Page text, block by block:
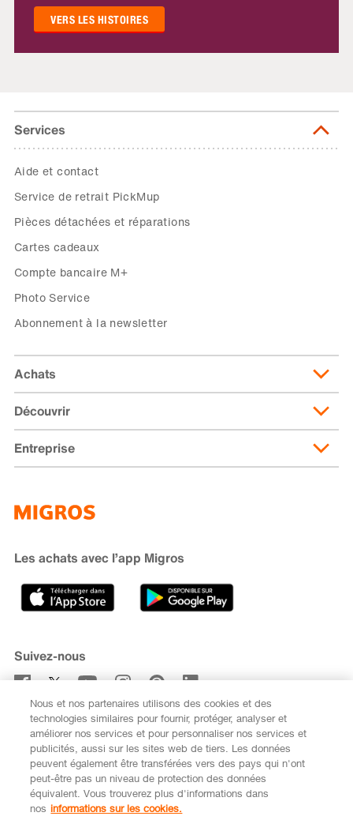
VERS LES HISTOIRES
Services
Aide et contact
Service de retrait PickMup
Pièces détachées et réparations
Cartes cadeaux
Compte bancaire M+
Photo Service
Abonnement à la newsletter
Achats
Livraison et frais de livraison
Abonnement de livraison
Moyens de paiement
Cumulus
Recherche de magasin
Découvrir
Migusto
iMpuls
Banque Migros
Entreprise
Développement durable
Carrière
Sponsoring
Médias
Code de conduite et signalement
Les achats avec l’app Migros
Suivez-nous
S’abonner à la newsletter
FR
Nous et nos partenaires utilisons des cookies et des
technologies similaires pour fournir, protéger, analyser et
améliorer nos services et pour personnaliser nos services et
publicités, aussi sur les sites web de tiers. Les données
peuvent également être transférées vers des pays qui n'ont
peut-être pas un niveau de protection des données
équivalent. Vous trouverez plus d'informations dans
nos informations sur les cookies.